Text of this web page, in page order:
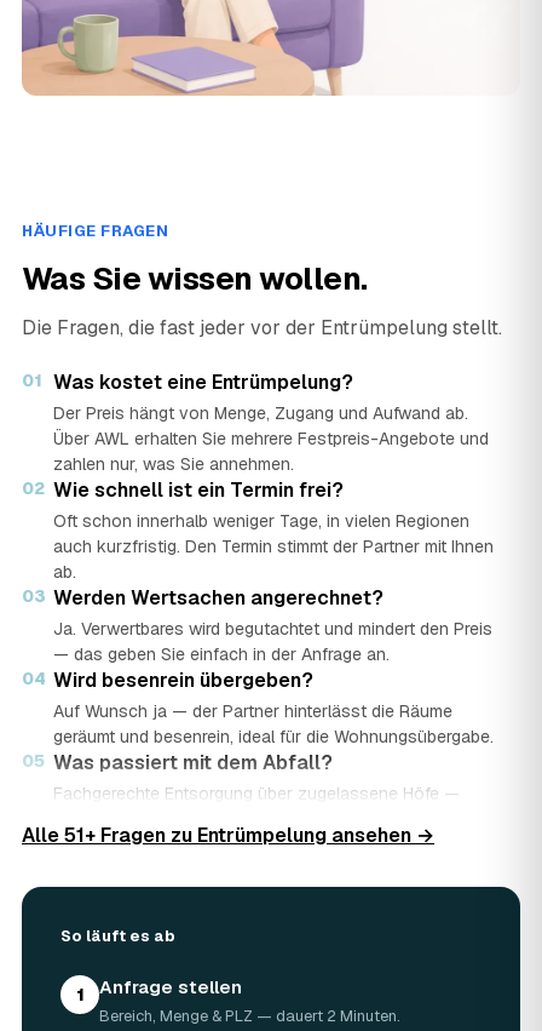
HÄUFIGE FRAGEN
Was Sie wissen wollen.
Die Fragen, die fast jeder vor der Entrümpelung stellt.
01 Was kostet eine Entrümpelung?
Der Preis hängt von Menge, Zugang und Aufwand ab.
Über AWL erhalten Sie mehrere Festpreis-Angebote und
zahlen nur, was Sie annehmen.
02 Wie schnell ist ein Termin frei?
Oft schon innerhalb weniger Tage, in vielen Regionen
auch kurzfristig. Den Termin stimmt der Partner mit Ihnen
ab.
03 Werden Wertsachen angerechnet?
Ja. Verwertbares wird begutachtet und mindert den Preis
— das geben Sie einfach in der Anfrage an.
04 Wird besenrein übergeben?
Auf Wunsch ja — der Partner hinterlässt die Räume
geräumt und besenrein, ideal für die Wohnungsübergabe.
05 Was passiert mit dem Abfall?
Fachgerechte Entsorgung über zugelassene Höfe —
Nachweis.
Angebote und entscheiden in Ruhe.
Alle 51+ Fragen zu Entrümpelung ansehen →
So läuft es ab
1 Anfrage stellen
Bereich, Menge & PLZ — dauert 2 Minuten.